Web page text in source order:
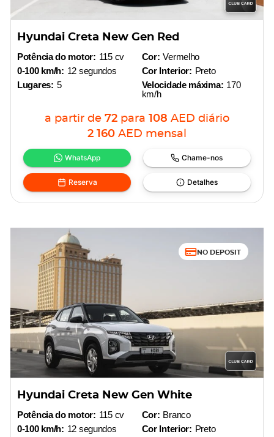
Hyundai Creta New Gen Red
Potência do motor: 115 cv
0-100 km/h: 12 segundos
Lugares: 5
Cor: Vermelho
Cor Interior: Preto
Velocidade máxima: 170
km/h
a partir de 72 para 108 AED diário
2 160 AED mensal
WhatsApp Chame-nos
Reserva Detalhes
NO DEPOSIT
Hyundai Creta New Gen White
Potência do motor: 115 cv
0-100 km/h: 12 segundos
Cor: Branco
Cor Interior: Preto